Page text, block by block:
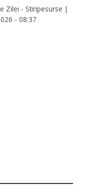
Zilei - Stiripesurse |
- 08:37